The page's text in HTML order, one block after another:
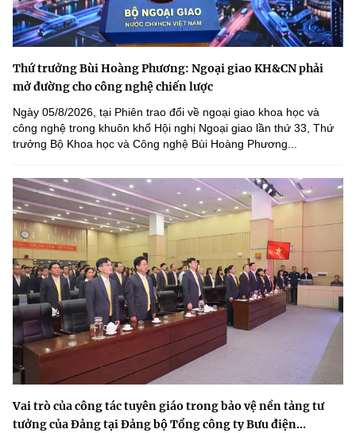
Thứ trưởng Bùi Hoàng Phương: Ngoại giao KH&CN phải
mở đường cho công nghệ chiến lược
Ngày 05/8/2026, tại Phiên trao đổi về ngoại giao khoa học và
công nghệ trong khuôn khổ Hội nghị Ngoại giao lần thứ 33, Thứ
trưởng Bộ Khoa học và Công nghệ Bùi Hoàng Phương...
Vai trò của công tác tuyên giáo trong bảo vệ nền tảng tư
tưởng của Đảng tại Đảng bộ Tổng công ty Bưu điện...